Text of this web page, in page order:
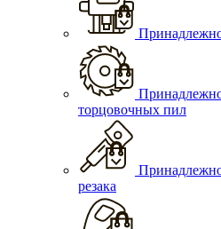
торцовочных пил
резака